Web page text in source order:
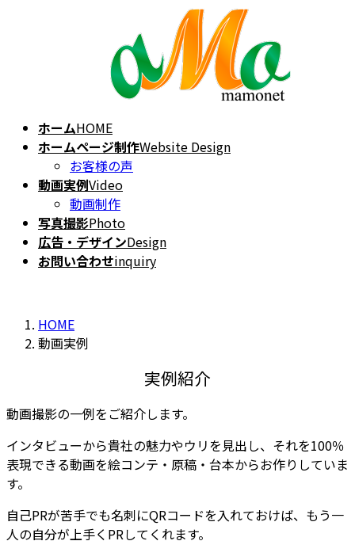
ホームHOME
ホームページ制作Website Design
お客様の声
動画実例Video
動画制作
写真撮影Photo
広告・デザインDesign
お問い合わせinquiry
HOME
動画実例
実例紹介
動画撮影の一例をご紹介します。
インタビューから貴社の魅力やウリを見出し、それを100％
表現できる動画を絵コンテ・原稿・台本からお作りしていま
す。
自己PRが苦手でも名刺にQRコードを入れておけば、もう一
人の自分が上手くPRしてくれます。